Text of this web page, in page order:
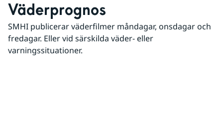
Väderprognos
SMHI publicerar väderfilmer måndagar, onsdagar och
fredagar. Eller vid särskilda väder- eller
varningssituationer.